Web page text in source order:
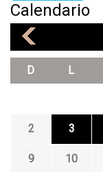
Calendario
D L
2 3
9 10